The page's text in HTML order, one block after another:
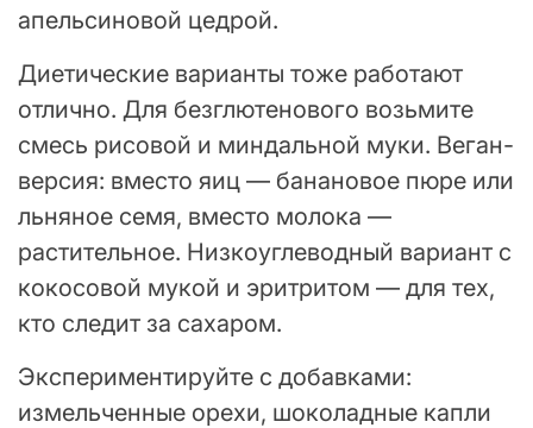
апельсиновой цедрой.
Диетические варианты тоже работают
отлично. Для безглютенового возьмите
смесь рисовой и миндальной муки. Веган-
версия: вместо яиц — банановое пюре или
льняное семя, вместо молока —
растительное. Низкоуглеводный вариант с
кокосовой мукой и эритритом — для тех,
кто следит за сахаром.
Экспериментируйте с добавками:
измельченные орехи, шоколадные капли